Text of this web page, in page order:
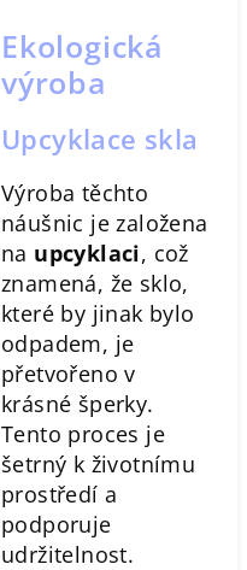
Ekologická
výroba
Upcyklace skla
Výroba těchto
náušnic je založena
na upcyklaci, což
znamená, že sklo,
které by jinak bylo
odpadem, je
přetvořeno v
krásné šperky.
Tento proces je
šetrný k životnímu
prostředí a
podporuje
udržitelnost.